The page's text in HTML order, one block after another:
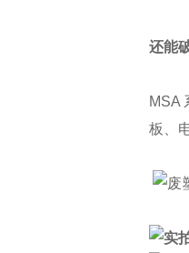
还能
MSA
板、